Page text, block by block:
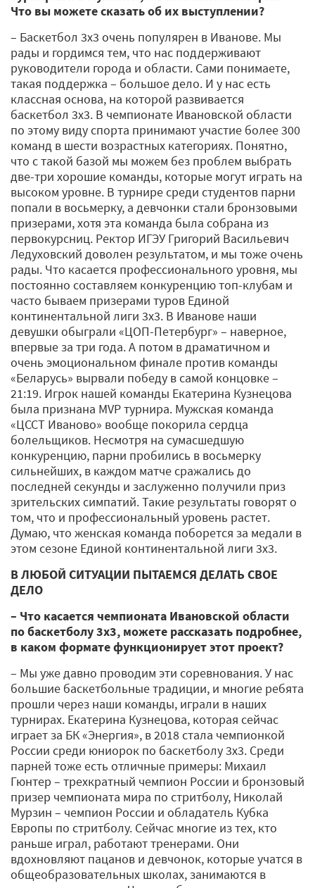
Что вы можете сказать об их выступлении?
– Баскетбол 3х3 очень популярен в Иванове. Мы
рады и гордимся тем, что нас поддерживают
руководители города и области. Сами понимаете,
такая поддержка – большое дело. И у нас есть
классная основа, на которой развивается
баскетбол 3х3. В чемпионате Ивановской области
по этому виду спорта принимают участие более 300
команд в шести возрастных категориях. Понятно,
что с такой базой мы можем без проблем выбрать
две-три хорошие команды, которые могут играть на
высоком уровне. В турнире среди студентов парни
попали в восьмерку, а девчонки стали бронзовыми
призерами, хотя эта команда была собрана из
первокурсниц. Ректор ИГЭУ Григорий Васильевич
Ледуховский доволен результатом, и мы тоже очень
рады. Что касается профессионального уровня, мы
постоянно составляем конкуренцию топ-клубам и
часто бываем призерами туров Единой
континентальной лиги 3х3. В Иванове наши
девушки обыграли «ЦОП-Петербург» – наверное,
впервые за три года. А потом в драматичном и
очень эмоциональном финале против команды
«Беларусь» вырвали победу в самой концовке –
21:19. Игрок нашей команды Екатерина Кузнецова
была признана MVP турнира. Мужская команда
«ЦССТ Иваново» вообще покорила сердца
болельщиков. Несмотря на сумасшедшую
конкуренцию, парни пробились в восьмерку
сильнейших, в каждом матче сражались до
последней секунды и заслуженно получили приз
зрительских симпатий. Такие результаты говорят о
том, что и профессиональный уровень растет.
Думаю, что женская команда поборется за медали в
этом сезоне Единой континентальной лиги 3х3.
В ЛЮБОЙ СИТУАЦИИ ПЫТАЕМСЯ ДЕЛАТЬ СВОЕ
ДЕЛО
– Что касается чемпионата Ивановской области
по баскетболу 3х3, можете рассказать подробнее,
в каком формате функционирует этот проект?
– Мы уже давно проводим эти соревнования. У нас
большие баскетбольные традиции, и многие ребята
прошли через наши команды, играли в наших
турнирах. Екатерина Кузнецова, которая сейчас
играет за БК «Энергия», в 2018 стала чемпионкой
России среди юниорок по баскетболу 3х3. Среди
парней тоже есть отличные примеры: Михаил
Гюнтер – трехкратный чемпион России и бронзовый
призер чемпионата мира по стритболу, Николай
Мурзин – чемпион России и обладатель Кубка
Европы по стритболу. Сейчас многие из тех, кто
раньше играл, работают тренерами. Они
вдохновляют пацанов и девчонок, которые учатся в
общеобразовательных школах, занимаются в